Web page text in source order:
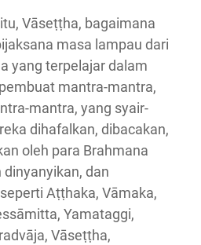
Vāseṭṭha, bagaimana
masa lampau dari
yang terpelajar dalam
mantra-mantra,
mantra, yang syair-
dihafalkan, dibacakan,
oleh para Brahmana
dinyanyikan, dan
Aṭṭhaka, Vāmaka,
Yamataggi,
Vāseṭṭha,